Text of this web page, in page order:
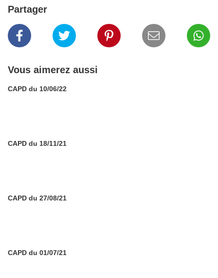
Partager
Vous aimerez aussi
CAPD du 10/06/22
CAPD du 18/11/21
CAPD du 27/08/21
CAPD du 01/07/21